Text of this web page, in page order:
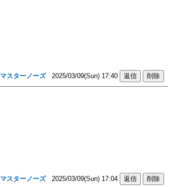
マスターノーズ2025/03/09(Sun) 17:40
マスターノーズ2025/03/09(Sun) 17:04